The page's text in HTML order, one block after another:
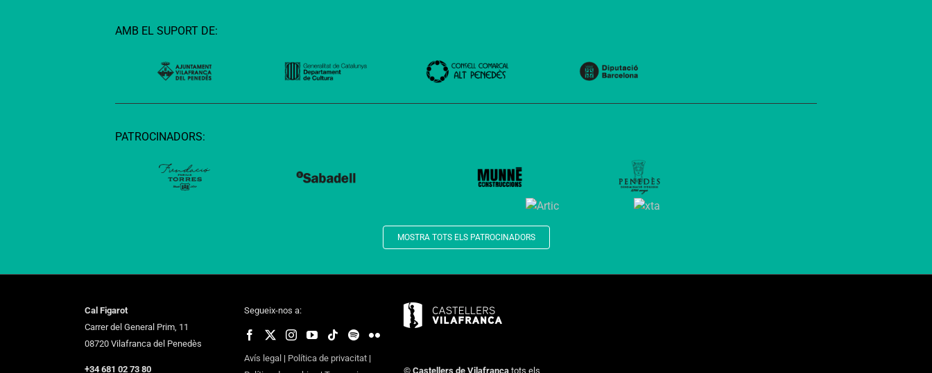
AMB EL SUPORT DE:
PATROCINADORS:
MOSTRA TOTS ELS PATROCINADORS
Cal Figarot
Carrer del General Prim, 11
08720 Vilafranca del Penedès
+34 681 02 73 80
Segueix-nos a:
Avís legal | Política de privacitat |
© Castellers de Vilafranca tots els